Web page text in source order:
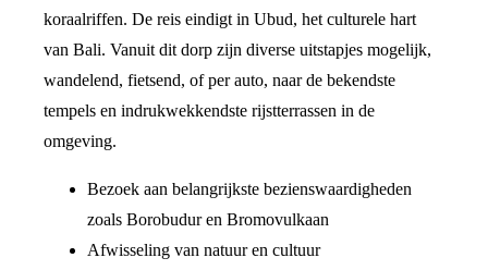
koraalriffen. De reis eindigt in Ubud, het culturele hart
van Bali. Vanuit dit dorp zijn diverse uitstapjes mogelijk,
wandelend, fietsend, of per auto, naar de bekendste
tempels en indrukwekkendste rijstterrassen in de
omgeving.
Bezoek aan belangrijkste bezienswaardigheden
zoals Borobudur en Bromovulkaan
Afwisseling van natuur en cultuur